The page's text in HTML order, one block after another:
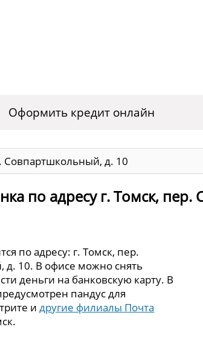
Оформить кредит онлайн
Совпартшкольный, д. 10
по адресу г. Томск,
по адресу: г. Томск, пер.
д. 10. В офисе можно снять
деньги на банковскую карту. В
пандус для
идругие филиалы Почта